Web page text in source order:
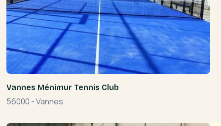
Vannes Ménimur Tennis Club
56000 -Vannes